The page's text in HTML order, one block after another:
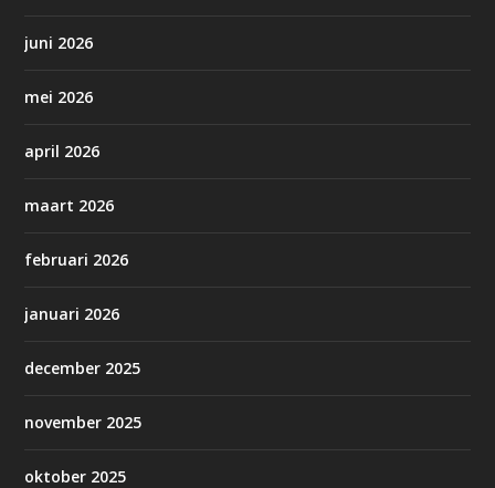
juni 2026
mei 2026
april 2026
maart 2026
februari 2026
januari 2026
december 2025
november 2025
oktober 2025